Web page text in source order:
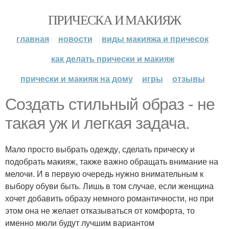
ПРИЧЕСКА И МАКИЯЖ
главная новости
виды макияжа и причесок
как делать прически и макияж
прически и макияж на дому
игры отзывы
Создать стильный образ - не
такая уж и легкая задача.
Мало просто выбрать одежду, сделать прическу и
подобрать макияж, также важно обращать внимание на
мелочи. И в первую очередь нужно внимательным к
выбору обуви быть. Лишь в том случае, если женщина
хочет добавить образу немного романтичности, но при
этом она не желает отказываться от комфорта, то
именно мюли будут лучшим вариантом